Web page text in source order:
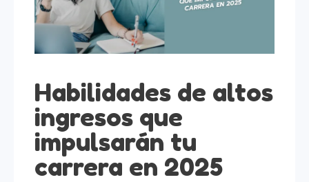
Habilidades de altos
ingresos que
impulsarán tu
carrera en 2025